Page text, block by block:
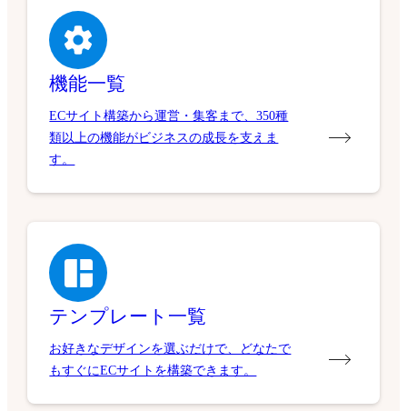
機能一覧
ECサイト構築から運営・集客まで、350種
類以上の機能がビジネスの成長を支えま
す。
テンプレート一覧
お好きなデザインを選ぶだけで、どなたで
もすぐにECサイトを構築できます。